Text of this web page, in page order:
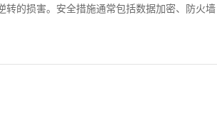
的损害。安全措施通常包括数据加密、防火墙